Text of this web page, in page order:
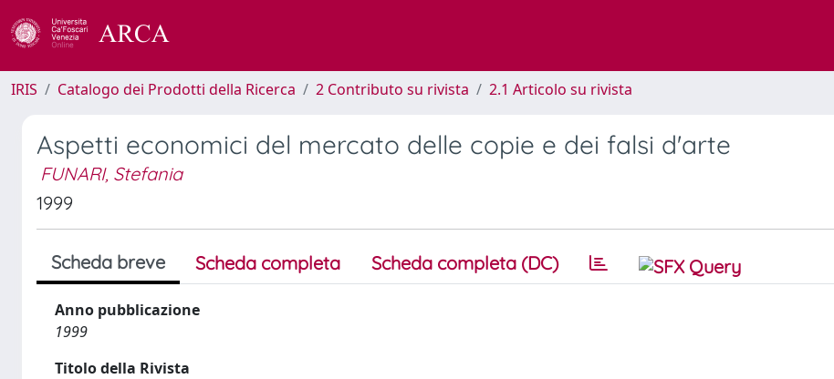
IRIS Catalogo dei Prodotti della Ricerca 2 Contributo su rivista 2.1 Articolo su rivista
Aspetti economici del mercato delle copie e dei falsi d'arte
FUNARI, Stefania
1999
Scheda breve Scheda completa Scheda completa (DC)
Anno pubblicazione
1999
Titolo della Rivista